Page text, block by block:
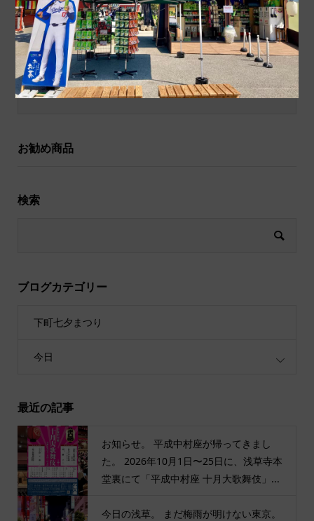
ポチ袋
和小物
祝儀袋
お勧め商品
検索
ブログカテゴリー
下町七夕まつり
今日
最近の記事
お知らせ。 平成中村座が帰ってきまし
た。 2026年10月1日〜25日に、浅草寺本
堂裏にて「平成中村座 十月大歌舞伎」...
今日の浅草。 まだ梅雨が明けない東京。